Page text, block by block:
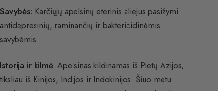
Savybės: Karčiųjų apelsinų eterinis aliejus pasižymi
antidepresinių, raminančių ir baktericidinėmis
savybėmis.
Istorija ir kilmė: Apelsinas kildinamas iš Pietų Azijos,
tiksliau iš Kinijos, Indijos ir Indokinijos. Šiuo metu